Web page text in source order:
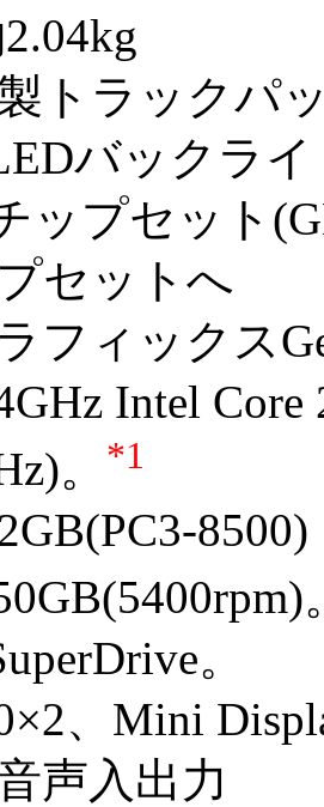
トラックパ
バックラ
ップセット
セットへ
フィックス
Intel
。
*1
8500)
。
、Mini
声入出力